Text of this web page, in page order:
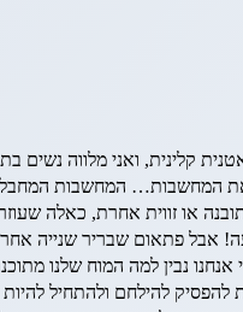
קלינית, ואני מלווה
המחשבות… המחשבות
או זווית אחרת, כאלה
אבל פתאום שבריר שנייה
נבין למה המוח שלנו
להילחם ולהתחיל